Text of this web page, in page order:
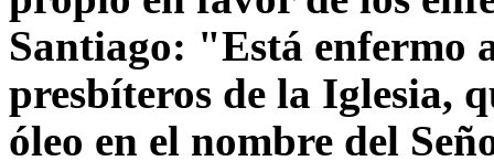
Santiago: "Está enfermo
presbíteros de la Iglesia,
óleo en el nombre del